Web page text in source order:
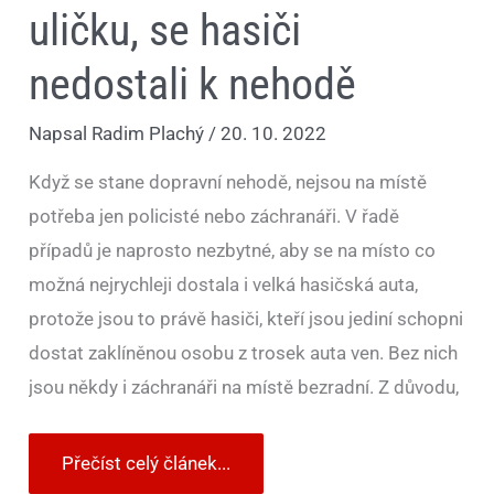
uličku, se hasiči
nedostali k nehodě
Napsal Radim Plachý/20. 10. 2022
Když se stane dopravní nehodě, nejsou na místě
potřeba jen policisté nebo záchranáři. V řadě
případů je naprosto nezbytné, aby se na místo co
možná nejrychleji dostala i velká hasičská auta,
protože jsou to právě hasiči, kteří jsou jediní schopni
dostat zaklíněnou osobu z trosek auta ven. Bez nich
jsou někdy i záchranáři na místě bezradní. Z důvodu,
Přečíst celý článek...